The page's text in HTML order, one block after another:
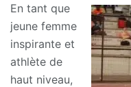
En tant que
jeune femme
inspirante et
athlète de
haut niveau,